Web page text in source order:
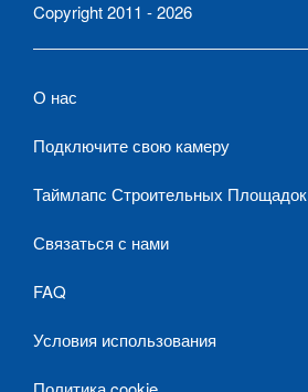
Copyright 2011 - 2026
О нас
Подключите свою камеру
Таймлапс Строительных Площадок
Связаться с нами
FAQ
Условия использования